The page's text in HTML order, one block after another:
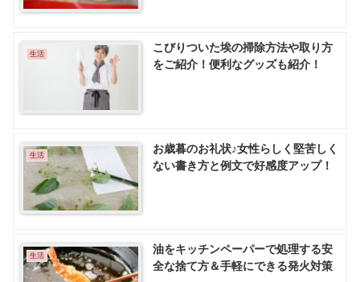
生活
こびりついた埃の掃除方法や取り方
をご紹介！便利なグッズも紹介！
生活
お歳暮のお礼状♪女性らしく堅苦しく
ない書き方と例文で好感度アップ！
生活
油をキッチンペーパーで処理する安
全な捨て方＆手軽にできる発火対策